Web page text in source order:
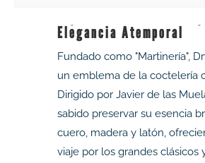
Elegancia Atemporal
Fundado como "Martinería",
un emblema de la coctelería
Dirigido por Javier de las
sabido preservar su esencia
cuero, madera y latón,
viaje por los grandes clásicos